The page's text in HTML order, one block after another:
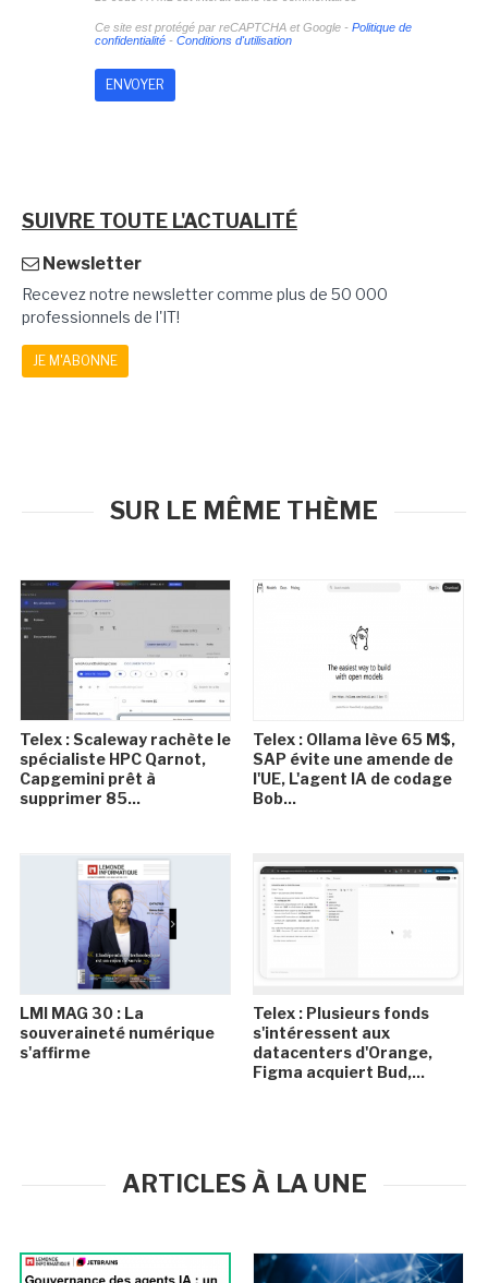
Ce site est protégé par reCAPTCHA et Google - Politique de
confidentialité- Conditions d'utilisation
SUIVRE TOUTE L'ACTUALITÉ
Newsletter
Recevez notre newsletter comme plus de 50 000
professionnels de l'IT!
JE M'ABONNE
SUR LE MÊME THÈME
Telex : Scaleway rachète le
spécialiste HPC Qarnot,
Capgemini prêt à
supprimer 85...
Telex : Ollama lève 65 M$,
SAP évite une amende de
l'UE, L'agent IA de codage
Bob...
LMI MAG 30 : La
souveraineté numérique
s'affirme
Telex : Plusieurs fonds
s'intéressent aux
datacenters d'Orange,
Figma acquiert Bud,...
ARTICLES À LA UNE